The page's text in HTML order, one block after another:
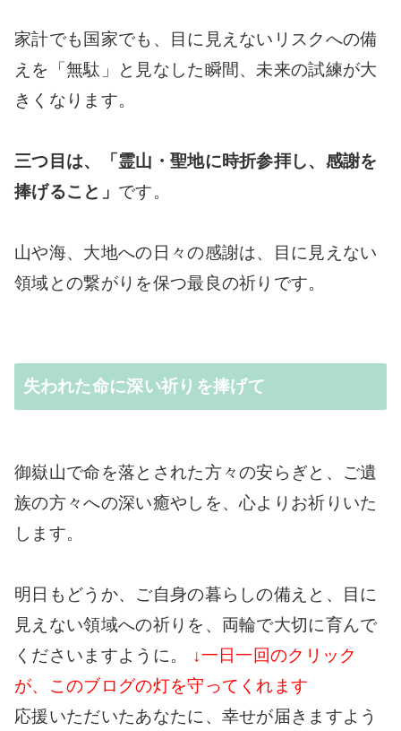
家計でも国家でも、目に見えないリスクへの備
えを「無駄」と見なした瞬間、未来の試練が大
きくなります。
三つ目は、「霊山・聖地に時折参拝し、感謝を
捧げること」 です。
山や海、大地への日々の感謝は、目に見えない
領域との繋がりを保つ最良の祈りです。
失われた命に深い祈りを捧げて
御嶽山で命を落とされた方々の安らぎと、ご遺
族の方々への深い癒やしを、心よりお祈りいた
します。
明日もどうか、ご自身の暮らしの備えと、目に
見えない領域への祈りを、両輪で大切に育んで
くださいますように。
↓一日一回のクリック
が、このブログの灯を守ってくれます
応援いただいたあなたに、幸せが届きますよう